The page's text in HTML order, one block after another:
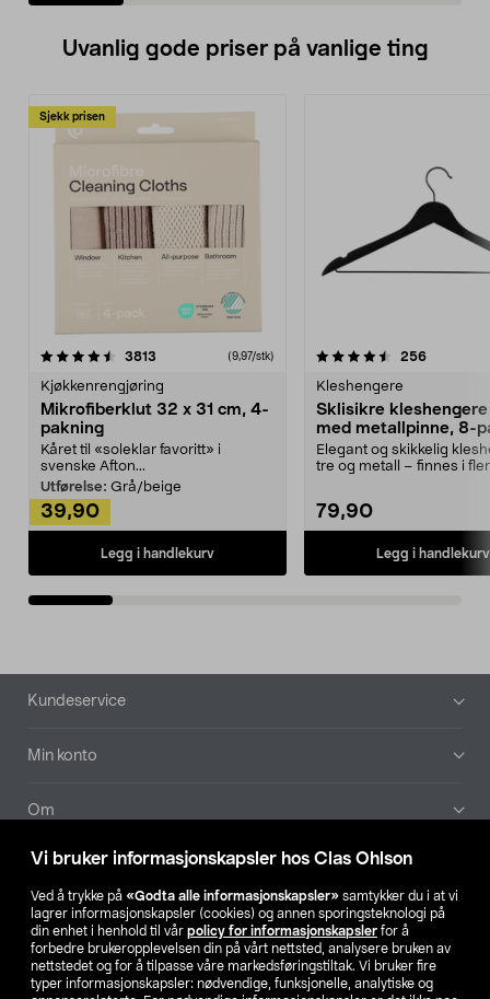
Vi bruker informasjonskapsler hos Clas Ohlson
Ved å trykke på «Godta alle informasjonskapsler» samtykker du i at vi
lagrer informasjonskapsler (cookies) og annen sporingsteknologi på
din enhet i henhold til vår policy for informasjonskapsler for å
forbedre brukeropplevelsen din på vårt nettsted, analysere bruken av
nettstedet og for å tilpasse våre markedsføringstiltak. Vi bruker fire
typer informasjonskapsler: nødvendige, funksjonelle, analytiske og
Uvanlig gode priser på vanlige ting
Sjekk prisen
3813 anmeldelser(9,97/stk)
Kjøkkenrengjøring
Mikrofiberklut 32 x 31 cm, 4-
pakning
Kåret til «soleklar favoritt» i
svenske Afton...
Utførelse: Grå/beige
39,90
Legg i handlekurv
4.5av 5 stjerner 256
Kleshengere
Sklisikre
med metallpinne, 8-
Elegant og skikkelig
tre og metall – finnes i
79,90
Legg i handlekurv
4.5av 5 stjerner
Bunntekst
Kundeservice
Min konto
Om
Aktuelt
Våre selskaper
Finn din butikk